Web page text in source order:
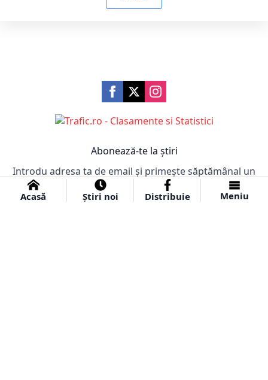
Acasă Știri noi Distribuie Meniu
Abonează-te la știri
Introdu adresa ta de email și primește săptămânal un
email cu cele mai importante știri!